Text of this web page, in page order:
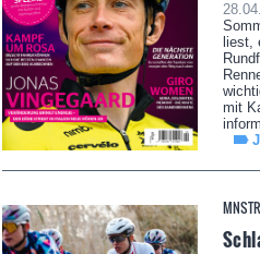
liest,
mit